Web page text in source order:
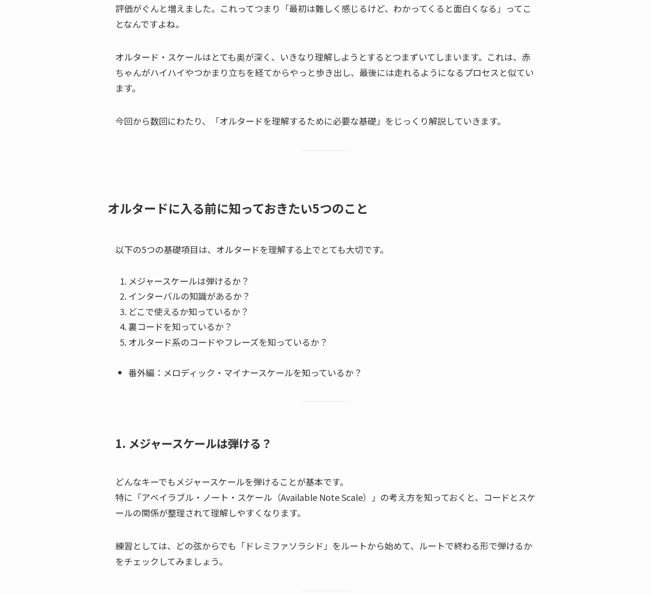
評価がぐんと増えました。これってつまり「最初は難しく感じるけど、わかってくると面白くなる」ってこ
となんですよね。
オルタード・スケールはとても奥が深く、いきなり理解しようとするとつまずいてしまいます。これは、赤
ちゃんがハイハイやつかまり立ちを経てからやっと歩き出し、最後には走れるようになるプロセスと似てい
ます。
今回から数回にわたり、「オルタードを理解するために必要な基礎」をじっくり解説していきます。
オルタードに入る前に知っておきたい5つのこと
以下の5つの基礎項目は、オルタードを理解する上でとても大切です。
メジャースケールは弾けるか？
インターバルの知識があるか？
どこで使えるか知っているか？
裏コードを知っているか？
オルタード系のコードやフレーズを知っているか？
番外編：メロディック・マイナースケールを知っているか？
1. メジャースケールは弾ける？
どんなキーでもメジャースケールを弾けることが基本です。
特に「アベイラブル・ノート・スケール（Available Note Scale）」の考え方を知っておくと、コードとスケ
ールの関係が整理されて理解しやすくなります。
練習としては、どの弦からでも「ドレミファソラシド」をルートから始めて、ルートで終わる形で弾けるか
をチェックしてみましょう。